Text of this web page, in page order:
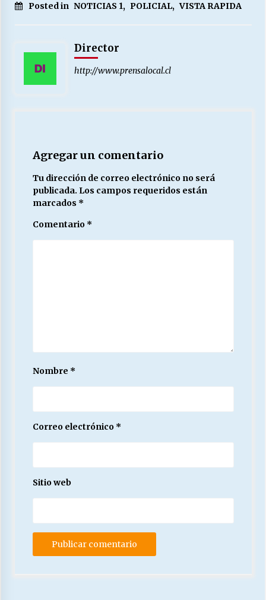
Posted in NOTICIAS 1, POLICIAL, VISTA RAPIDA
Director
http://www.prensalocal.cl
Agregar un comentario
Tu dirección de correo electrónico no será
publicada. Los campos requeridos están
marcados *
Comentario *
Nombre *
Correo electrónico *
Sitio web